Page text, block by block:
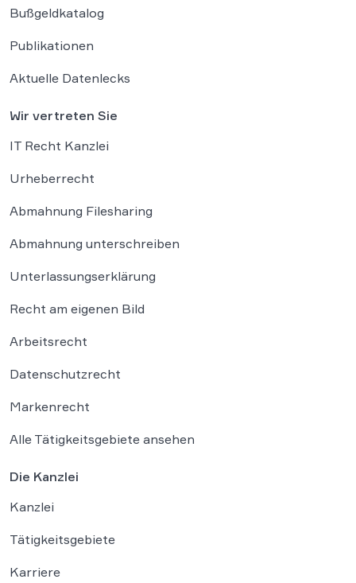
Bußgeldkatalog
Publikationen
Aktuelle Datenlecks
Wir vertreten Sie
IT Recht Kanzlei
Urheberrecht
Abmahnung Filesharing
Abmahnung unterschreiben
Unterlassungserklärung
Recht am eigenen Bild
Arbeitsrecht
Datenschutzrecht
Markenrecht
Alle Tätigkeitsgebiete ansehen
Die Kanzlei
Kanzlei
Tätigkeitsgebiete
Karriere